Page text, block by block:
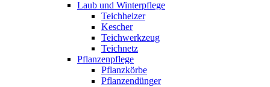
Laub und Winterpflege
Teichheizer
Kescher
Teichwerkzeug
Teichnetz
Pflanzenpflege
Pflanzkörbe
Pflanzendünger